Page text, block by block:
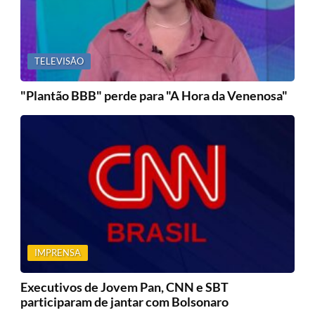
TELEVISÃO
"Plantão BBB" perde para "A Hora da Venenosa"
IMPRENSA
Executivos de Jovem Pan, CNN e SBT
participaram de jantar com Bolsonaro